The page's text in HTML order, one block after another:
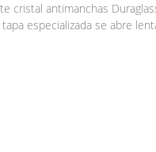
cristal antimanchas
especializada se abre